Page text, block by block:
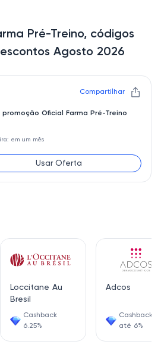
Loccitane Au
Bresil
Cashback
6.25%
Adcos
Cashback
até 6%
Pré-Treino, códigos
Agosto 2026
Compartilhar
promoção Oficial Farma Pré-Treino
em um mês
Usar Oferta